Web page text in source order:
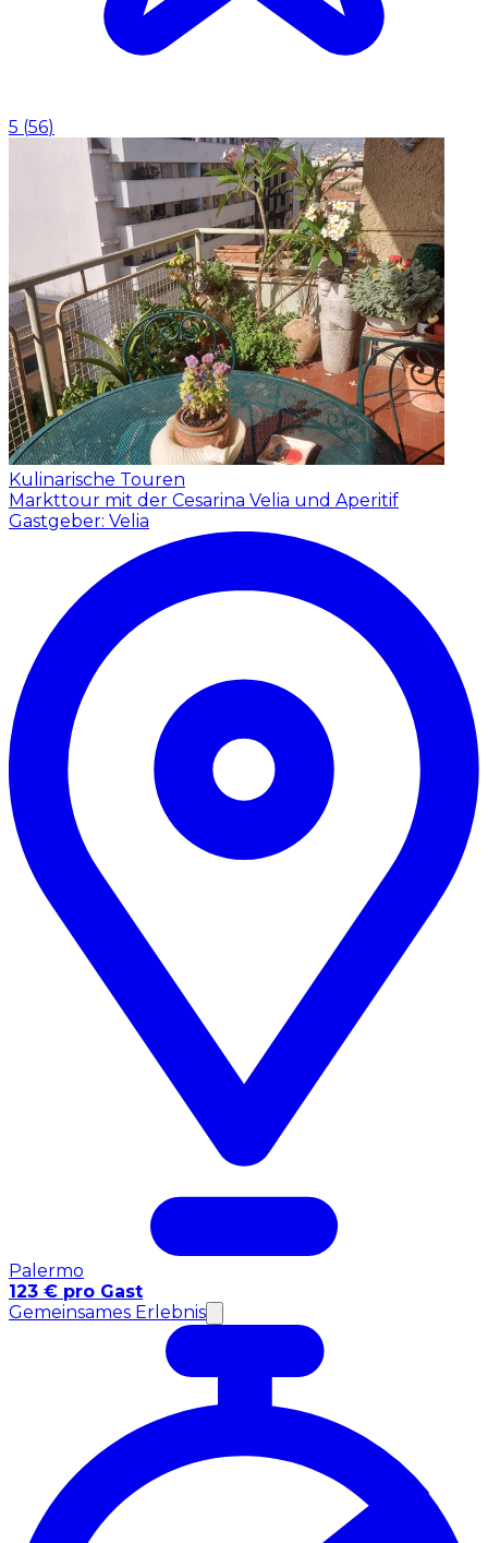
5 (56)
Kulinarische Touren
Markttour mit der Cesarina Velia und Aperitif
Gastgeber: Velia
Palermo
123 € pro Gast
Gemeinsames Erlebnis